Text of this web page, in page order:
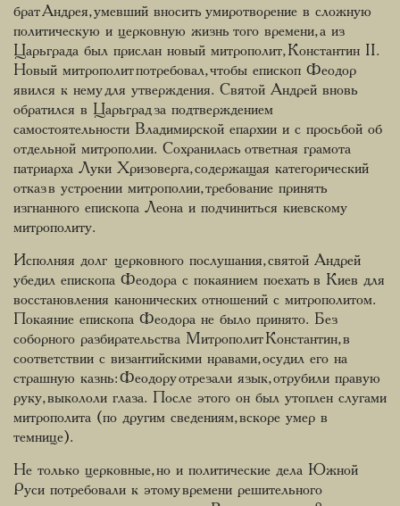
брат Андрея, умевший вносить умиротворение в сложную
политическую и церковную жизнь того времени, а из
Царьграда был прислан новый митрополит, Константин II.
Новый митрополит потребовал, чтобы епископ Феодор
явился к нему для утверждения. Святой Андрей вновь
обратился в Царьград за подтверждением
самостоятельности Владимирской епархии и с просьбой об
отдельной митрополии. Сохранилась ответная грамота
патриарха Луки Хризоверга, содержащая категорический
отказ в устроении митрополии, требование принять
изгнанного епископа Леона и подчиниться киевскому
митрополиту.
Исполняя долг церковного послушания, святой Андрей
убедил епископа Феодора с покаянием поехать в Киев для
восстановления канонических отношений с митрополитом.
Покаяние епископа Феодора не было принято. Без
соборного разбирательства Митрополит Константин, в
соответствии с византийскими нравами, осудил его на
страшную казнь: Феодору отрезали язык, отрубили правую
руку, выкололи глаза. После этого он был утоплен слугами
митрополита (по другим сведениям, вскоре умер в
темнице).
Не только церковные, но и политические дела Южной
Руси потребовали к этому времени решительного